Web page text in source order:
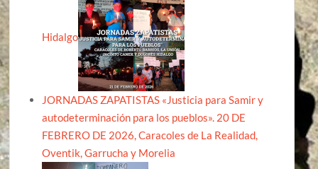
Hidalgo
JORNADAS ZAPATISTAS «Justicia para Samir y
autodeterminación para los pueblos». 20 DE
FEBRERO DE 2026, Caracoles de La Realidad,
Oventik, Garrucha y Morelia